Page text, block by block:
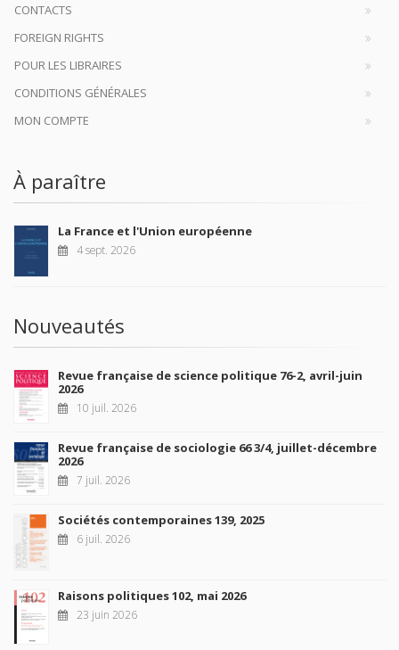
CONTACTS
FOREIGN RIGHTS
POUR LES LIBRAIRES
CONDITIONS GÉNÉRALES
MON COMPTE
À paraître
La France et l'Union européenne
4 sept. 2026
Nouveautés
Revue française de science politique 76-2, avril-juin
2026
10 juil. 2026
Revue française de sociologie 66 3/4, juillet-décembre
2026
7 juil. 2026
Sociétés contemporaines 139, 2025
6 juil. 2026
Raisons politiques 102, mai 2026
23 juin 2026